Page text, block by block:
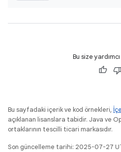
Bu size
Bu sayfadaki içerik ve kod örnekleri,
açıklanan lisanslara tabidir. Java ve
ortaklarının tescilli ticari markasıdır.
Son güncelleme tarihi: 2025-07-27